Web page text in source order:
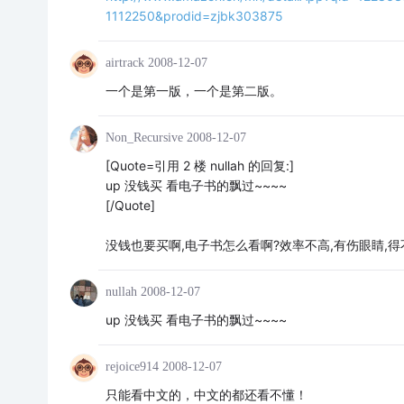
1112250&prodid=zjbk303875
airtrack 2008-12-07
一个是第一版，一个是第二版。
Non_Recursive 2008-12-07
[Quote=引用 2 楼 nullah 的回复:]
up 没钱买 看电子书的飘过~~~~
[/Quote]
没钱也要买啊,电子书怎么看啊?效率不高,有伤眼睛,得
nullah 2008-12-07
up 没钱买 看电子书的飘过~~~~
rejoice914 2008-12-07
只能看中文的，中文的都还看不懂！